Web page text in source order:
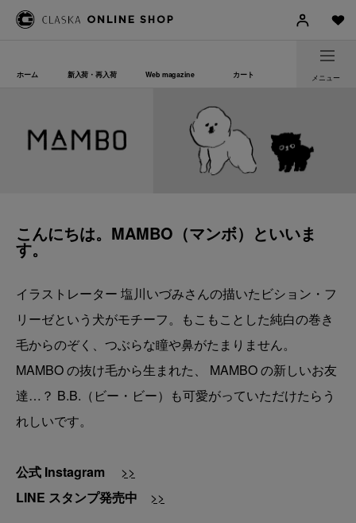
ホーム 新入荷・再入荷 Web magazine カート メニュー
こんにちは。MAMBO（マンボ）といいま
す。
イラストレーター 塩川いづみさんの描いたビション・フ
リーゼという犬がモチーフ。もこもことした純白の巻き
毛からのぞく、つぶらな瞳や鼻がたまりません。
MAMBO の抜け毛から生まれた、 MAMBO の新しいお友
達…？ B.B.（ビー・ビー）も可愛がっていただけたらう
れしいです。
公式 Instagram
>>
LINE スタンプ発売中
>>